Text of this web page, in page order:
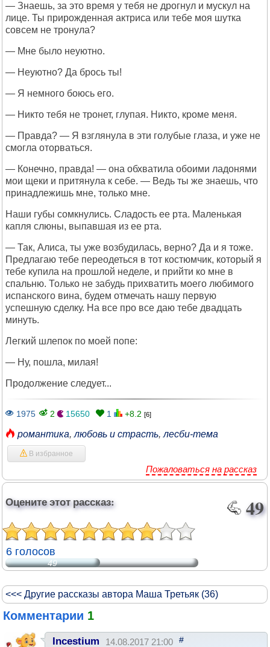
— Знаешь, за это время у тебя не дрогнул и мускул на
лице. Ты прирожденная актриса или тебе моя шутка
совсем не тронула?
— Мне было неуютно.
— Неуютно? Да брось ты!
— Я немного боюсь его.
— Никто тебя не тронет, глупая. Никто, кроме меня.
— Правда? — Я взглянула в эти голубые глаза, и уже не
смогла оторваться.
— Конечно, правда! — она обхватила обоими ладонями
мои щеки и притянула к себе. — Ведь ты же знаешь, что
принадлежишь мне, только мне.
Наши губы сомкнулись. Сладость ее рта. Маленькая
капля слюны, выпавшая из ее рта.
— Так, Алиса, ты уже возбудилась, верно? Да и я тоже.
Предлагаю тебе переодеться в тот костюмчик, который я
тебе купила на прошлой неделе, и прийти ко мне в
спальню. Только не забудь прихватить моего любимого
испанского вина, будем отмечать нашу первую
успешную сделку. На все про все даю тебе двадцать
минуть.
Легкий шлепок по моей попе:
— Ну, пошла, милая!
Продолжение следует...
1975 2 15650 1 +8.2 [6]
романтика, любовь и страсть, лесби-тема
В избранное
Пожаловаться на рассказ
Оцените этот рассказ: 49
6 голосов
49
<<< Другие рассказы автора Маша Третьяк (36)
Комментарии 1
Incestium 14.08.2017 21:00 #